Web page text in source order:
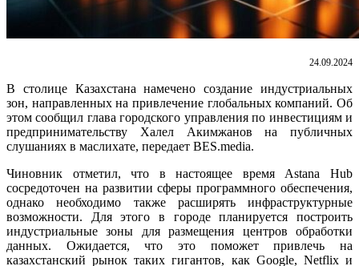
24.09.2024
В столице Казахстана намечено создание индустриальных
зон, направленных на привлечение глобальных компаний. Об
этом сообщил глава городского управления по инвестициям и
предпринимательству Халел Акимжанов на публичных
слушаниях в маслихате, передает BES.media.
Чиновник отметил, что в настоящее время Astana Hub
сосредоточен на развитии сферы программного обеспечения,
однако необходимо также расширять инфраструктурные
возможности. Для этого в городе планируется построить
индустриальные зоны для размещения центров обработки
данных. Ожидается, что это поможет привлечь на
казахстанский рынок таких гигантов, как Google, Netflix и